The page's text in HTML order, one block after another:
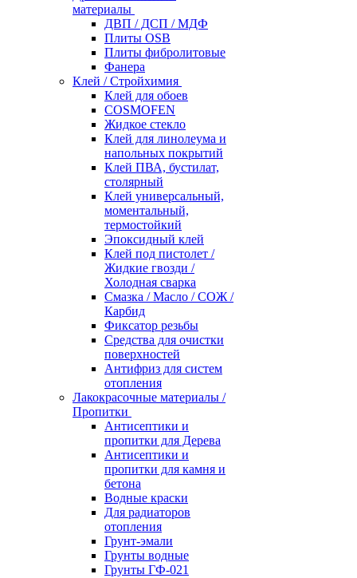
материалы
ДВП / ДСП / МДФ
Плиты OSB
Плиты фибролитовые
Фанера
Клей / Стройхимия
Клей для обоев
COSMOFEN
Жидкое стекло
Клей для линолеума и
напольных покрытий
Клей ПВА, бустилат,
столярный
Клей универсальный,
моментальный,
термостойкий
Эпоксидный клей
Клей под пистолет /
Жидкие гвозди /
Холодная сварка
Смазка / Масло / СОЖ /
Карбид
Фиксатор резьбы
Средства для очистки
поверхностей
Антифриз для систем
отопления
Лакокрасочные материалы /
Пропитки
Антисептики и
пропитки для Дерева
Антисептики и
пропитки для камня и
бетона
Водные краски
Для радиаторов
отопления
Грунт-эмали
Грунты водные
Грунты ГФ-021